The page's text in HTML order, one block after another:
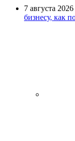
7 августа 2026
бизнесу, как